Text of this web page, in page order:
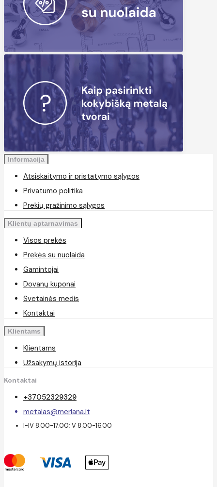
Informacija
Atsiskaitymo ir pristatymo sąlygos
Privatumo politika
Prekių gražinimo sąlygos
Klientų aptarnavimas
Visos prekės
Prekės su nuolaida
Gamintojai
Dovanų kuponai
Svetainės medis
Kontaktai
Klientams
Klientams
Užsakymų istorija
Kontaktai
+37052329329
metalas@merlana.lt
I-IV 8.00-17.00; V 8.00-16.00